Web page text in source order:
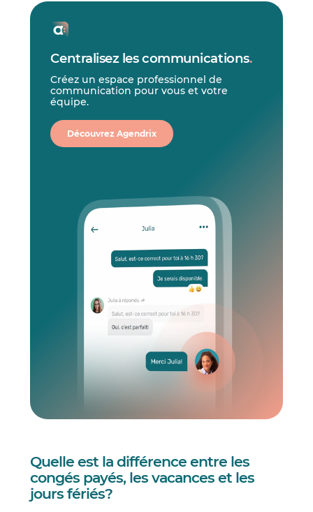
Centralisez les communications.
Créez un espace professionnel de
communication pour vous et votre
équipe.
Découvrez Agendrix
Quelle est la différence entre les
congés payés, les vacances et les
jours fériés?